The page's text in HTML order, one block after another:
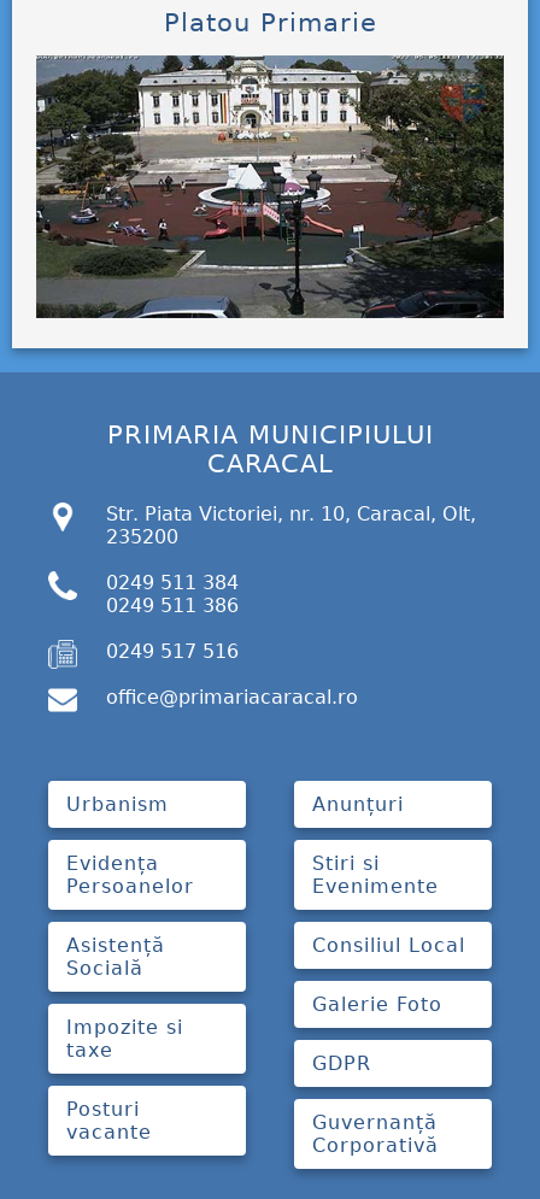
Platou Primarie
PRIMARIA MUNICIPIULUI
CARACAL
Str. Piata Victoriei, nr. 10, Caracal, Olt,
235200
0249 511 384
0249 511 386
0249 517 516
office@primariacaracal.ro
Urbanism
Evidența
Persoanelor
Asistență
Socială
Impozite si
taxe
Posturi
vacante
Anunțuri
Stiri si
Evenimente
Consiliul Local
Galerie Foto
GDPR
Guvernanță
Corporativă